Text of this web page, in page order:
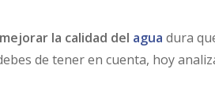
mejorar la calidad del aguadura
de tener en cuenta, hoy